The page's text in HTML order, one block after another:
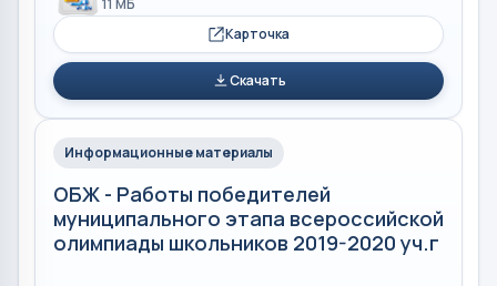
Карточка
Скачать
Информационные материалы
ОБЖ - Работы победителей
муниципального этапа всероссийской
олимпиады школьников 2019-2020 уч.г